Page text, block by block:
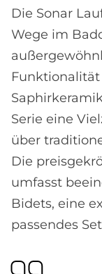
Die Sonar
Wege im
Serie eine
über
Die
umfasst
Bidets, eine
passendes